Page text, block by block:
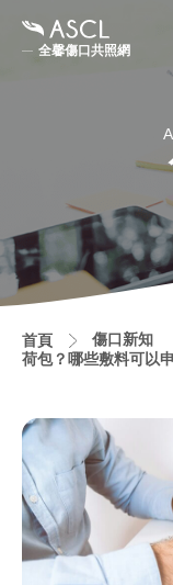
全馨傷口共照網
首頁 傷口新知
荷包？哪些敷料可以